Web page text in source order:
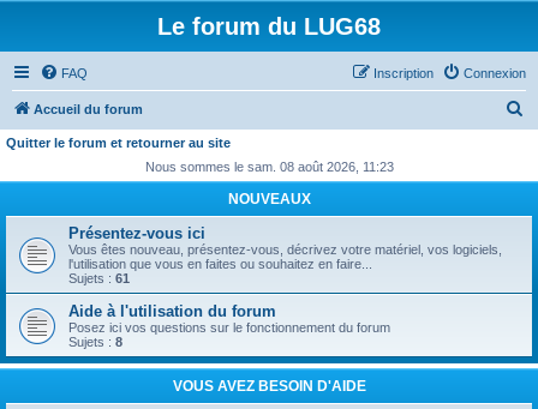
Le forum du LUG68
FAQ Connexion
Inscription
Accueil du forum
r
Quitter le forum et retourner au site
Nous sommes le sam. 08 août 2026, 11:23
NOUVEAUX
Présentez-vous ici
Vous êtes nouveau, présentez-vous, décrivez votre matériel, vos logiciels,
l'utilisation que vous en faites ou souhaitez en faire...
Sujets : 61
Aide à l'utilisation du forum
Posez ici vos questions sur le fonctionnement du forum
Sujets : 8
VOUS AVEZ BESOIN D'AIDE